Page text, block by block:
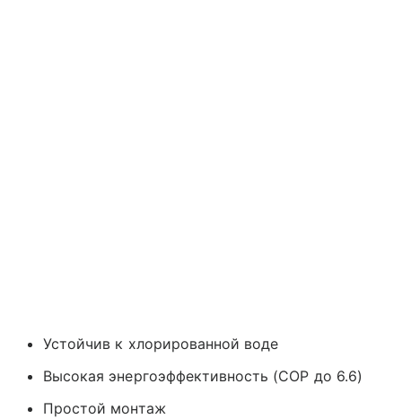
Устойчив к хлорированной воде
Высокая энергоэффективность (COP до 6.6)
Простой монтаж